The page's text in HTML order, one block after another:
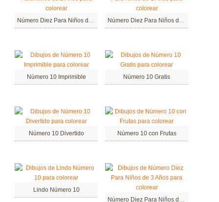
Número Diez Para Niños de 2 Años Número Diez Para Niños de 1 Años
Número 10 Imprimible Número 10 Gratis
Número 10 Divertido Número 10 con Frutas
Lindo Número 10
Número Diez Para Niños de 3 Años